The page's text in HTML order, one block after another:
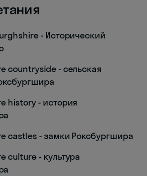
- Исторический
countryside - сельская
history - история
castles - замки Роксбургшира
culture - культура